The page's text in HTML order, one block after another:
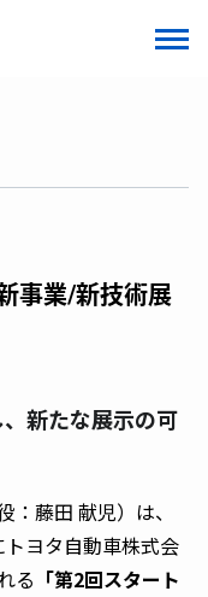
事業/新技術展
新たな展示の可
藤田 献児）は、
トヨタ自動車株式会
る 「第2回スタート